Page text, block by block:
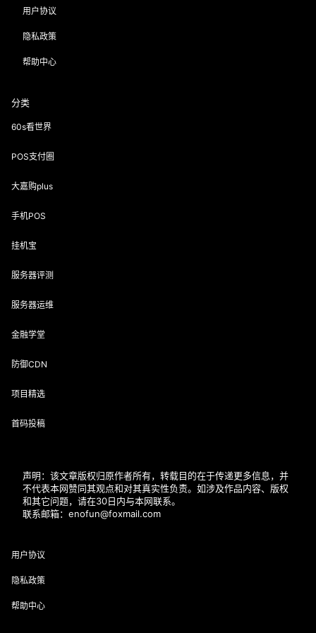
用户协议
隐私政策
帮助中心
分类
60s看世界
POS支付圈
大嘉购plus
手机POS
挂机宝
服务器评测
服务器运维
金融学堂
防御CDN
项目精选
首码投稿
声明：该文章版权归原作者所有，转载目的在于传递更多信息，并
不代表本网赞同其观点和对其真实性负责。如涉及作品内容、版权
和其它问题，请在30日内与本网联系。
联系邮箱：enofun@foxmail.com
用户协议
隐私政策
帮助中心